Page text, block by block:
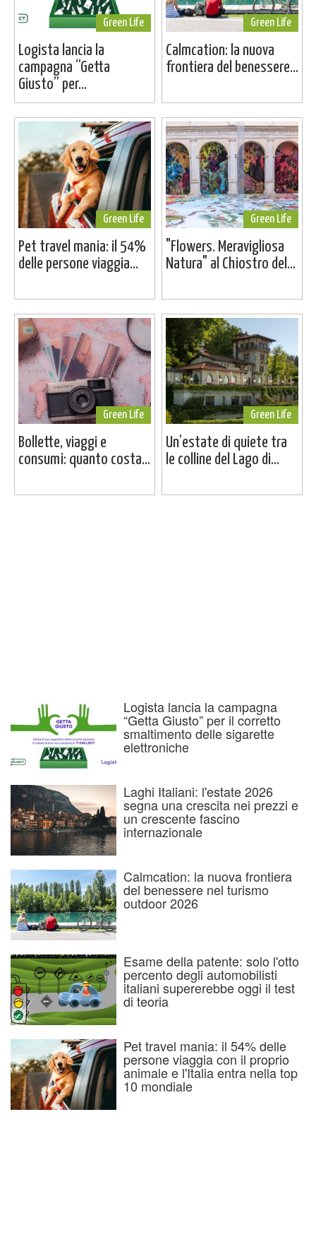
Green Life
Logista lancia la
campagna “Getta
Giusto” per...
Green Life
Calmcation: la nuova
frontiera del benessere...
Green Life
Pet travel mania: il 54%
delle persone viaggia...
Green Life
"Flowers. Meravigliosa
Natura" al Chiostro del...
Green Life
Bollette, viaggi e
consumi: quanto costa...
Green Life
Un’estate di quiete tra
le colline del Lago di...
Logista lancia la campagna
“Getta Giusto” per il corretto
smaltimento delle sigarette
elettroniche
Laghi Italiani: l'estate 2026
segna una crescita nei prezzi e
un crescente fascino
internazionale
Calmcation: la nuova frontiera
del benessere nel turismo
outdoor 2026
Esame della patente: solo l'otto
percento degli automobilisti
italiani supererebbe oggi il test
di teoria
Pet travel mania: il 54% delle
persone viaggia con il proprio
animale e l'Italia entra nella top
10 mondiale